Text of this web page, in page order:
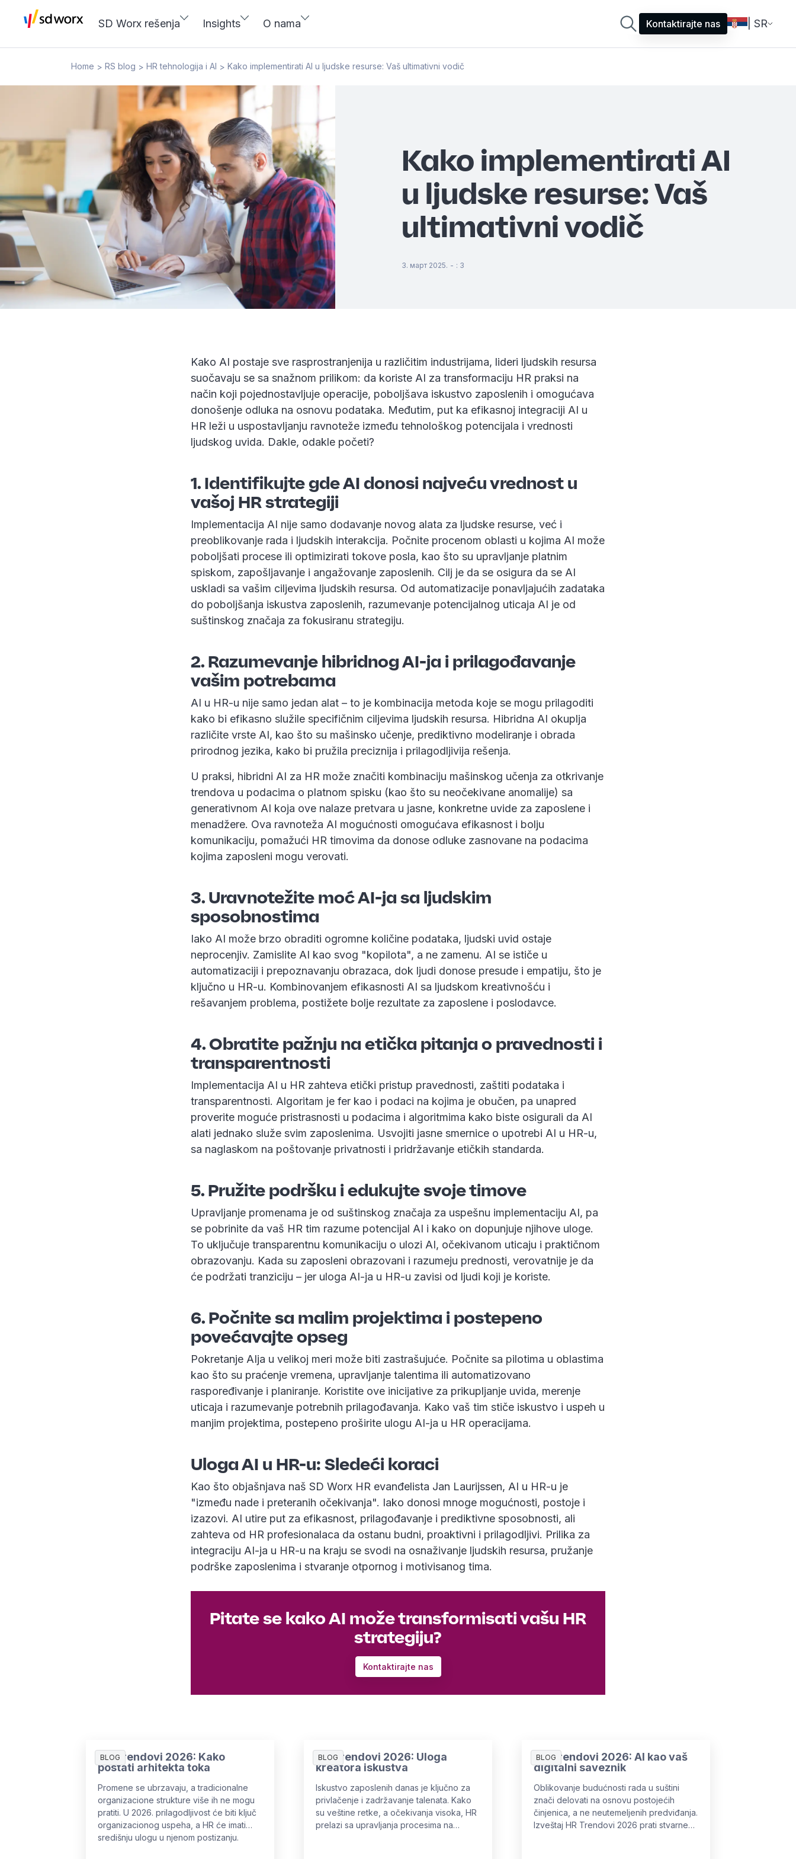
SD Worx rešenja Insights O nama Kontaktirajte nas | SR
Home > RS blog > HR tehnologija i AI > Kako implementirati AI u ljudske resurse: Vaš ultimativni vodič
Kako implementirati AI
u ljudske resurse: Vaš
ultimativni vodič
3. март 2025. - : 3
Kako AI postaje sve rasprostranjenija u različitim industrijama, lideri ljudskih resursa
suočavaju se sa snažnom prilikom: da koriste AI za transformaciju HR praksi na
način koji pojednostavljuje operacije, poboljšava iskustvo zaposlenih i omogućava
donošenje odluka na osnovu podataka. Međutim, put ka efikasnoj integraciji AI u
HR leži u uspostavljanju ravnoteže između tehnološkog potencijala i vrednosti
ljudskog uvida. Dakle, odakle početi?
1. Identifikujte gde AI donosi najveću vrednost u
vašoj HR strategiji
Implementacija AI nije samo dodavanje novog alata za ljudske resurse, već i
preoblikovanje rada i ljudskih interakcija. Počnite procenom oblasti u kojima AI može
poboljšati procese ili optimizirati tokove posla, kao što su upravljanje platnim
spiskom, zapošljavanje i angažovanje zaposlenih. Cilj je da se osigura da se AI
uskladi sa vašim ciljevima ljudskih resursa. Od automatizacije ponavljajućih zadataka
do poboljšanja iskustva zaposlenih, razumevanje potencijalnog uticaja AI je od
suštinskog značaja za fokusiranu strategiju.
2. Razumevanje hibridnog AI-ja i prilagođavanje
vašim potrebama
AI u HR-u nije samo jedan alat – to je kombinacija metoda koje se mogu prilagoditi
kako bi efikasno služile specifičnim ciljevima ljudskih resursa. Hibridna AI okuplja
različite vrste AI, kao što su mašinsko učenje, prediktivno modeliranje i obrada
prirodnog jezika, kako bi pružila preciznija i prilagodljivija rešenja.
U praksi, hibridni AI za HR može značiti kombinaciju mašinskog učenja za otkrivanje
trendova u podacima o platnom spisku (kao što su neočekivane anomalije) sa
generativnom AI koja ove nalaze pretvara u jasne, konkretne uvide za zaposlene i
menadžere. Ova ravnoteža AI mogućnosti omogućava efikasnost i bolju
komunikaciju, pomažući HR timovima da donose odluke zasnovane na podacima
kojima zaposleni mogu verovati.
3. Uravnotežite moć AI-ja sa ljudskim
sposobnostima
Iako AI može brzo obraditi ogromne količine podataka, ljudski uvid ostaje
neprocenjiv. Zamislite AI kao svog "kopilota", a ne zamenu. AI se ističe u
automatizaciji i prepoznavanju obrazaca, dok ljudi donose presude i empatiju, što je
ključno u HR-u. Kombinovanjem efikasnosti AI sa ljudskom kreativnošću i
rešavanjem problema, postižete bolje rezultate za zaposlene i poslodavce.
4. Obratite pažnju na etička pitanja o pravednosti i
transparentnosti
Implementacija AI u HR zahteva etički pristup pravednosti, zaštiti podataka i
transparentnosti. Algoritam je fer kao i podaci na kojima je obučen, pa unapred
proverite moguće pristrasnosti u podacima i algoritmima kako biste osigurali da AI
alati jednako služe svim zaposlenima. Usvojiti jasne smernice o upotrebi AI u HR-u,
sa naglaskom na poštovanje privatnosti i pridržavanje etičkih standarda.
5. Pružite podršku i edukujte svoje timove
Upravljanje promenama je od suštinskog značaja za uspešnu implementaciju AI, pa
se pobrinite da vaš HR tim razume potencijal AI i kako on dopunjuje njihove uloge.
To uključuje transparentnu komunikaciju o ulozi AI, očekivanom uticaju i praktičnom
obrazovanju. Kada su zaposleni obrazovani i razumeju prednosti, verovatnije je da
će podržati tranziciju – jer uloga AI-ja u HR-u zavisi od ljudi koji je koriste.
6. Počnite sa malim projektima i postepeno
povećavajte opseg
Pokretanje AIja u velikoj meri može biti zastrašujuće. Počnite sa pilotima u oblastima
kao što su praćenje vremena, upravljanje talentima ili automatizovano
raspoređivanje i planiranje. Koristite ove inicijative za prikupljanje uvida, merenje
uticaja i razumevanje potrebnih prilagođavanja. Kako vaš tim stiče iskustvo i uspeh u
manjim projektima, postepeno proširite ulogu AI-ja u HR operacijama.
Uloga AI u HR-u: Sledeći koraci
Kao što objašnjava naš SD Worx HR evanđelista Jan Laurijssen, AI u HR-u je
"između nade i preteranih očekivanja". Iako donosi mnoge mogućnosti, postoje i
izazovi. AI utire put za efikasnost, prilagođavanje i prediktivne sposobnosti, ali
zahteva od HR profesionalaca da ostanu budni, proaktivni i prilagodljivi. Prilika za
integraciju AI-ja u HR-u na kraju se svodi na osnaživanje ljudskih resursa, pružanje
podrške zaposlenima i stvaranje otpornog i motivisanog tima.
Pitate se kako AI može transformisati vašu HR
strategiju?
Kontaktirajte nas
BLOG
HR Trendovi 2026: Kako
postati arhitekta toka
Promene se ubrzavaju, a tradicionalne
organizacione strukture više ih ne mogu
pratiti. U 2026. prilagodljivost će biti ključ
organizacionog uspeha, a HR će imati
središnju ulogu u njenom postizanju.
BLOG
HR Trendovi 2026: Uloga
kreatora iskustva
Iskustvo zaposlenih danas je ključno za
privlačenje i zadržavanje talenata. Kako
su veštine retke, a očekivanja visoka, HR
prelazi sa upravljanja procesima na
BLOG
HR Trendovi 2026: AI kao vaš
digitalni saveznik
Oblikovanje budućnosti rada u suštini
znači delovati na osnovu postojećih
činjenica, a ne neutemeljenih predviđanja.
Izveštaj HR Trendovi 2026 prati stvarne